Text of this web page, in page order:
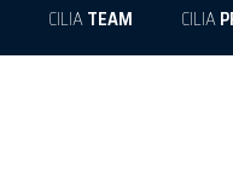
CILIATEAM CILIA